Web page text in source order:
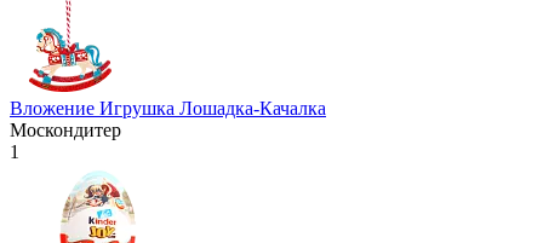
Вложение Игрушка Лошадка-Качалка
Москондитер
1